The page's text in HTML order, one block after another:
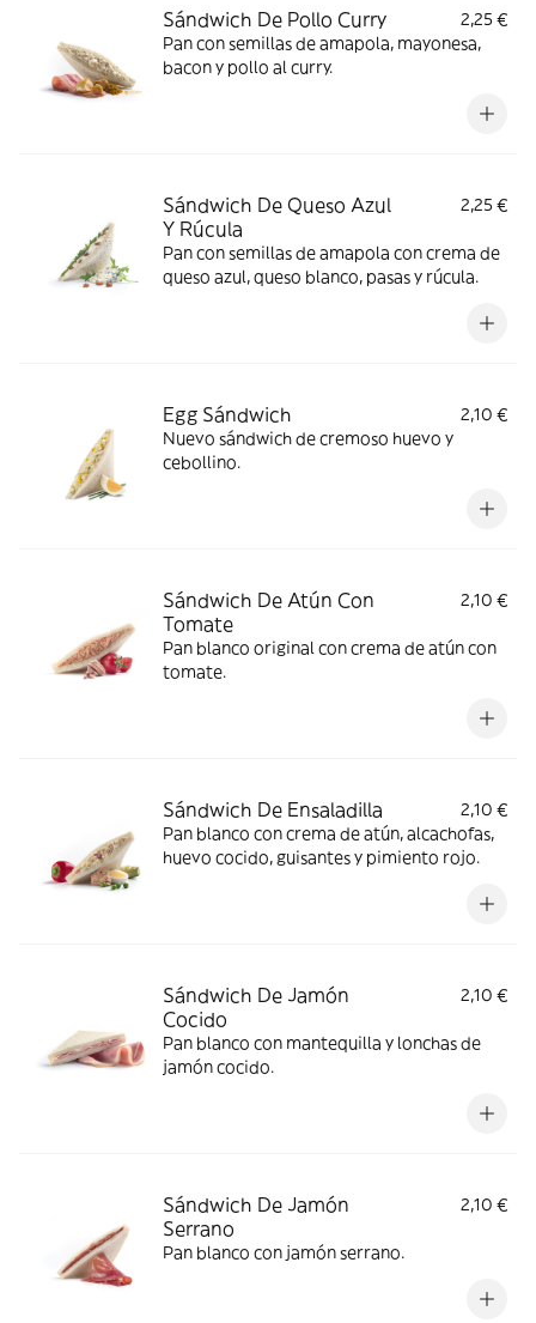
Sándwich De Pollo Curry
2,25 €
Pan con semillas de amapola, mayonesa,
bacon y pollo al curry.
Sándwich De Queso Azul
Y Rúcula
2,25 €
Pan con semillas de amapola con crema de
queso azul, queso blanco, pasas y rúcula.
Egg Sándwich
2,10 €
Nuevo sándwich de cremoso huevo y
cebollino.
Sándwich De Atún Con
Tomate
2,10 €
Pan blanco original con crema de atún con
tomate.
Sándwich De Ensaladilla
2,10 €
Pan blanco con crema de atún, alcachofas,
huevo cocido, guisantes y pimiento rojo.
Sándwich De Jamón
Cocido
2,10 €
Pan blanco con mantequilla y lonchas de
jamón cocido.
Sándwich De Jamón
Serrano
2,10 €
Pan blanco con jamón serrano.